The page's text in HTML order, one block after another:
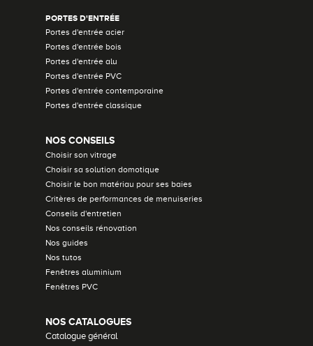
PORTES D'ENTRÉE
Portes d'entrée acier
Portes d'entrée bois
Portes d'entrée alu
Portes d'entrée PVC
Portes d'entrée contemporaine
Portes d'entrée classique
NOS CONSEILS
Choisir son vitrage
Choisir sa solution domotique
Choisir le bon matériau pour ses baies
Critères de performances de menuiseries
Conseils d'entretien
Nos conseils rénovation
Nos guides
Nos tutos
Fenêtres aluminium
Fenêtres PVC
NOS CATALOGUES
Catalogue général